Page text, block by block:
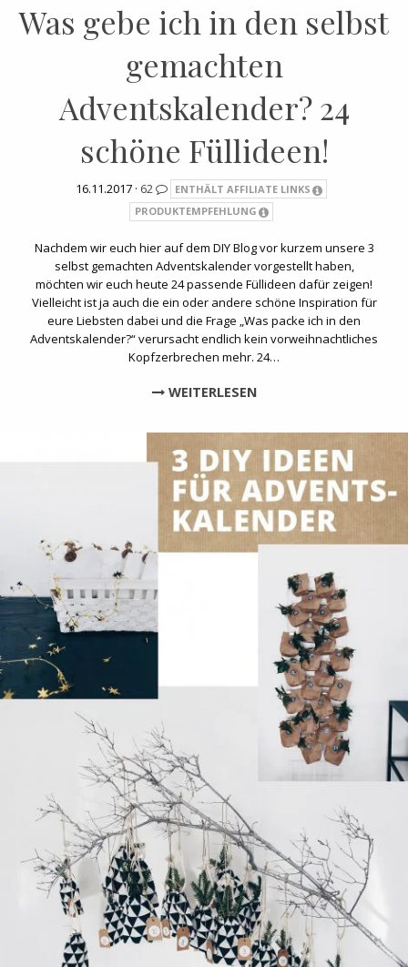
Was gebe ich in den selbst
gemachten
Adventskalender? 24
schöne Füllideen!
16.11.2017 · 62
ENTHÄLT AFFILIATE LINKS
PRODUKTEMPFEHLUNG
Nachdem wir euch hier auf dem DIY Blog vor kurzem unsere 3
selbst gemachten Adventskalender vorgestellt haben,
möchten wir euch heute 24 passende Füllideen dafür zeigen!
Vielleicht ist ja auch die ein oder andere schöne Inspiration für
eure Liebsten dabei und die Frage „Was packe ich in den
Adventskalender?“ verursacht endlich kein vorweihnachtliches
Kopfzerbrechen mehr. 24…
WEITERLESEN